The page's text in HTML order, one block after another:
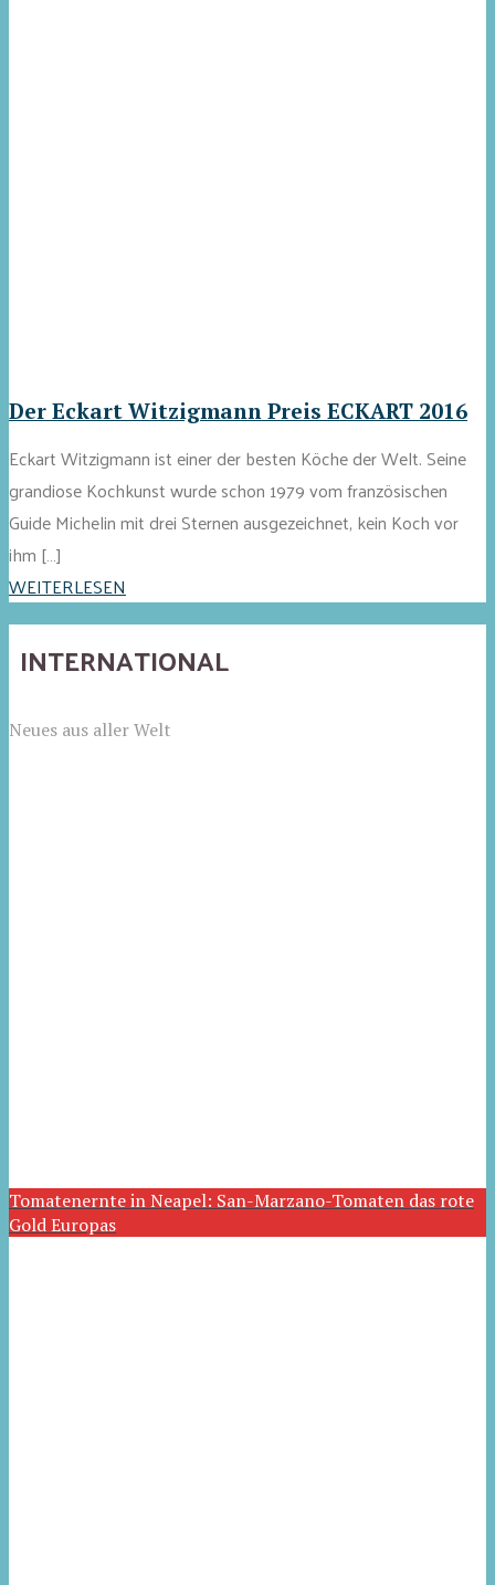
Der Eckart Witzigmann Preis ECKART 2016
Eckart Witzigmann ist einer der besten Köche der Welt. Seine
grandiose Kochkunst wurde schon 1979 vom französischen
Guide Michelin mit drei Sternen ausgezeichnet, kein Koch vor
ihm […]
WEITERLESEN
INTERNATIONAL
Neues aus aller Welt
Tomatenernte in Neapel: San-Marzano-Tomaten das rote
Gold Europas